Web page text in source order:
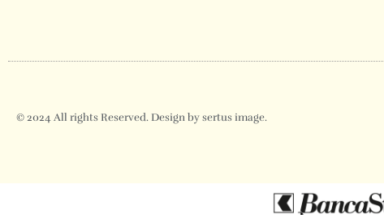
© 2024 All rights Reserved. Design by sertus image.